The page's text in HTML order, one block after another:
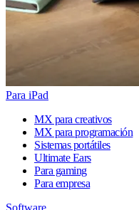
Para iPad
MX para creativos
MX para programación
Sistemas portátiles
Ultimate Ears
Para gaming
Para empresa
Software